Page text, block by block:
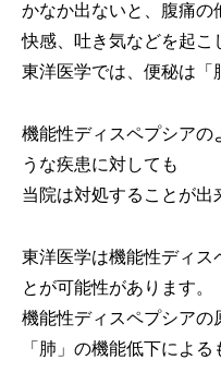
かなか出ないと、腹痛の
快感、吐き気などを起こ
東洋医学では、便秘は「
機能性ディスペプシアの
うな疾患に対しても
当院は対処することが出
東洋医学は機能性ディス
とが可能性があります。
機能性ディスペプシアの
「肺」の機能低下による